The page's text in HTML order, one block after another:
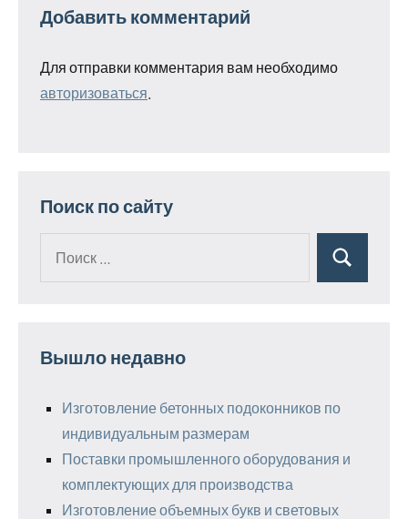
Добавить комментарий
Для отправки комментария вам необходимо
авторизоваться
Поиск по сайту
Поиск
Вышло недавно
Изготовление бетонных подоконников по
индивидуальным размерам
Поставки промышленного оборудования и
комплектующих для производства
Изготовление объемных букв и световых